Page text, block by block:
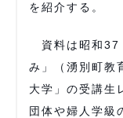
を紹介する。
資料は昭和37
み」（湧別町教
大学」の受講生
団体や婦人学級